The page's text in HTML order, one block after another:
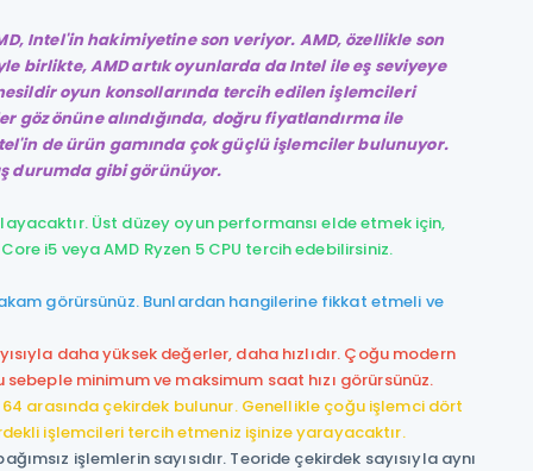
Intel'in hakimiyetine son veriyor. AMD, özellikle son
birlikte, AMD artık oyunlarda da Intel ile eş seviyeye
oyun konsollarında tercih edilen işlemcileri
önüne alındığında, doğru fiyatlandırma ile
de ürün gamında çok güçlü işlemciler bulunuyor.
durumda gibi görünüyor.
Üst düzey oyun performansı elde etmek için,
i5 veya AMD Ryzen 5 CPU tercih edebilirsiniz.
görürsünüz. Bunlardan hangilerine fikkat etmeli ve
daha yüksek değerler, daha hızlıdır. Çoğu modern
sebeple minimum ve maksimum saat hızı görürsünüz.
arasında çekirdek bulunur. Genellikle çoğu işlemci dört
işlemcileri tercih etmeniz işinize yarayacaktır.
işlemlerin sayısıdır. Teoride çekirdek sayısıyla aynı